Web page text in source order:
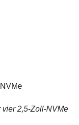
2,5-Zoll-NVMe